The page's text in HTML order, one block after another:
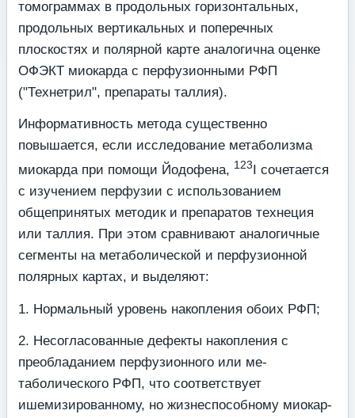
томограммах в продольных горизон­тальных,
продольных вертикальных и поперечных
плоскостях и полярной карте анало­гична оценке
ОФЭКТ миокарда с перфузионными РФП
("Технетрил", препараты таллия).
Информативность метода существенно
повышается, если исследование метабо­лизма
миокарда при помощи Йодофена, 123I сочетается
с изучением перфузии с использо­ванием
общепринятых методик и препаратов технеция
или таллия. При этом сравнивают аналогичные
сегменты на метаболической и перфузионной
полярных картах, и выделяют:
1. Нормальный уровень накопления обоих РФП;
2. Несогласованные дефекты накопления с
преобладанием перфузионного или ме­
таболического РФП, что соответствует
ишемизированному, но жизнеспособному миокар­